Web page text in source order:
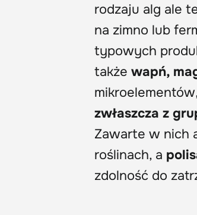
rodzaju alg ale
na zimno lub
typowych
także wapń,
zwłaszcza z
Zawarte w nich
roślinach, a
zdolność do